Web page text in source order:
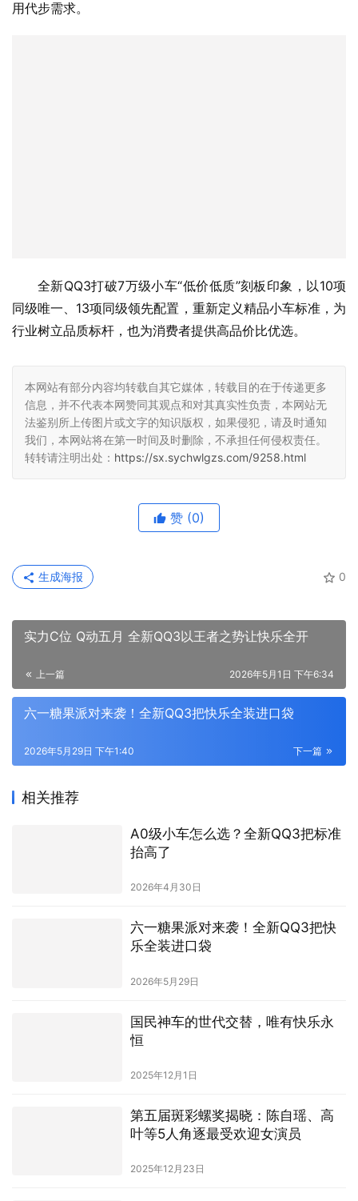
用代步需求。
全新QQ3打破7万级小车“低价低质”刻板印象，以10项
同级唯一、13项同级领先配置，重新定义精品小车标准，为
行业树立品质标杆，也为消费者提供高品价比优选。
本网站有部分内容均转载自其它媒体，转载目的在于传递更多
信息，并不代表本网赞同其观点和对其真实性负责，本网站无
法鉴别所上传图片或文字的知识版权，如果侵犯，请及时通知
我们，本网站将在第一时间及时删除，不承担任何侵权责任。
转转请注明出处： https://sx.sychwlgzs.com/9258.html
赞 (0)
0
生成海报
实力C位 Q动五月 全新QQ3以王者之势让快乐全开
上一篇 2026年5月1日 下午6:34
六一糖果派对来袭！全新QQ3把快乐全装进口袋
下一篇
2026年5月29日 下午1:40
相关推荐
A0级小车怎么选？全新QQ3把标准
抬高了
2026年4月30日
六一糖果派对来袭！全新QQ3把快
乐全装进口袋
2026年5月29日
国民神车的世代交替，唯有快乐永
恒
2025年12月1日
第五届斑彩螺奖揭晓：陈自瑶、高
叶等5人角逐最受欢迎女演员
2025年12月23日